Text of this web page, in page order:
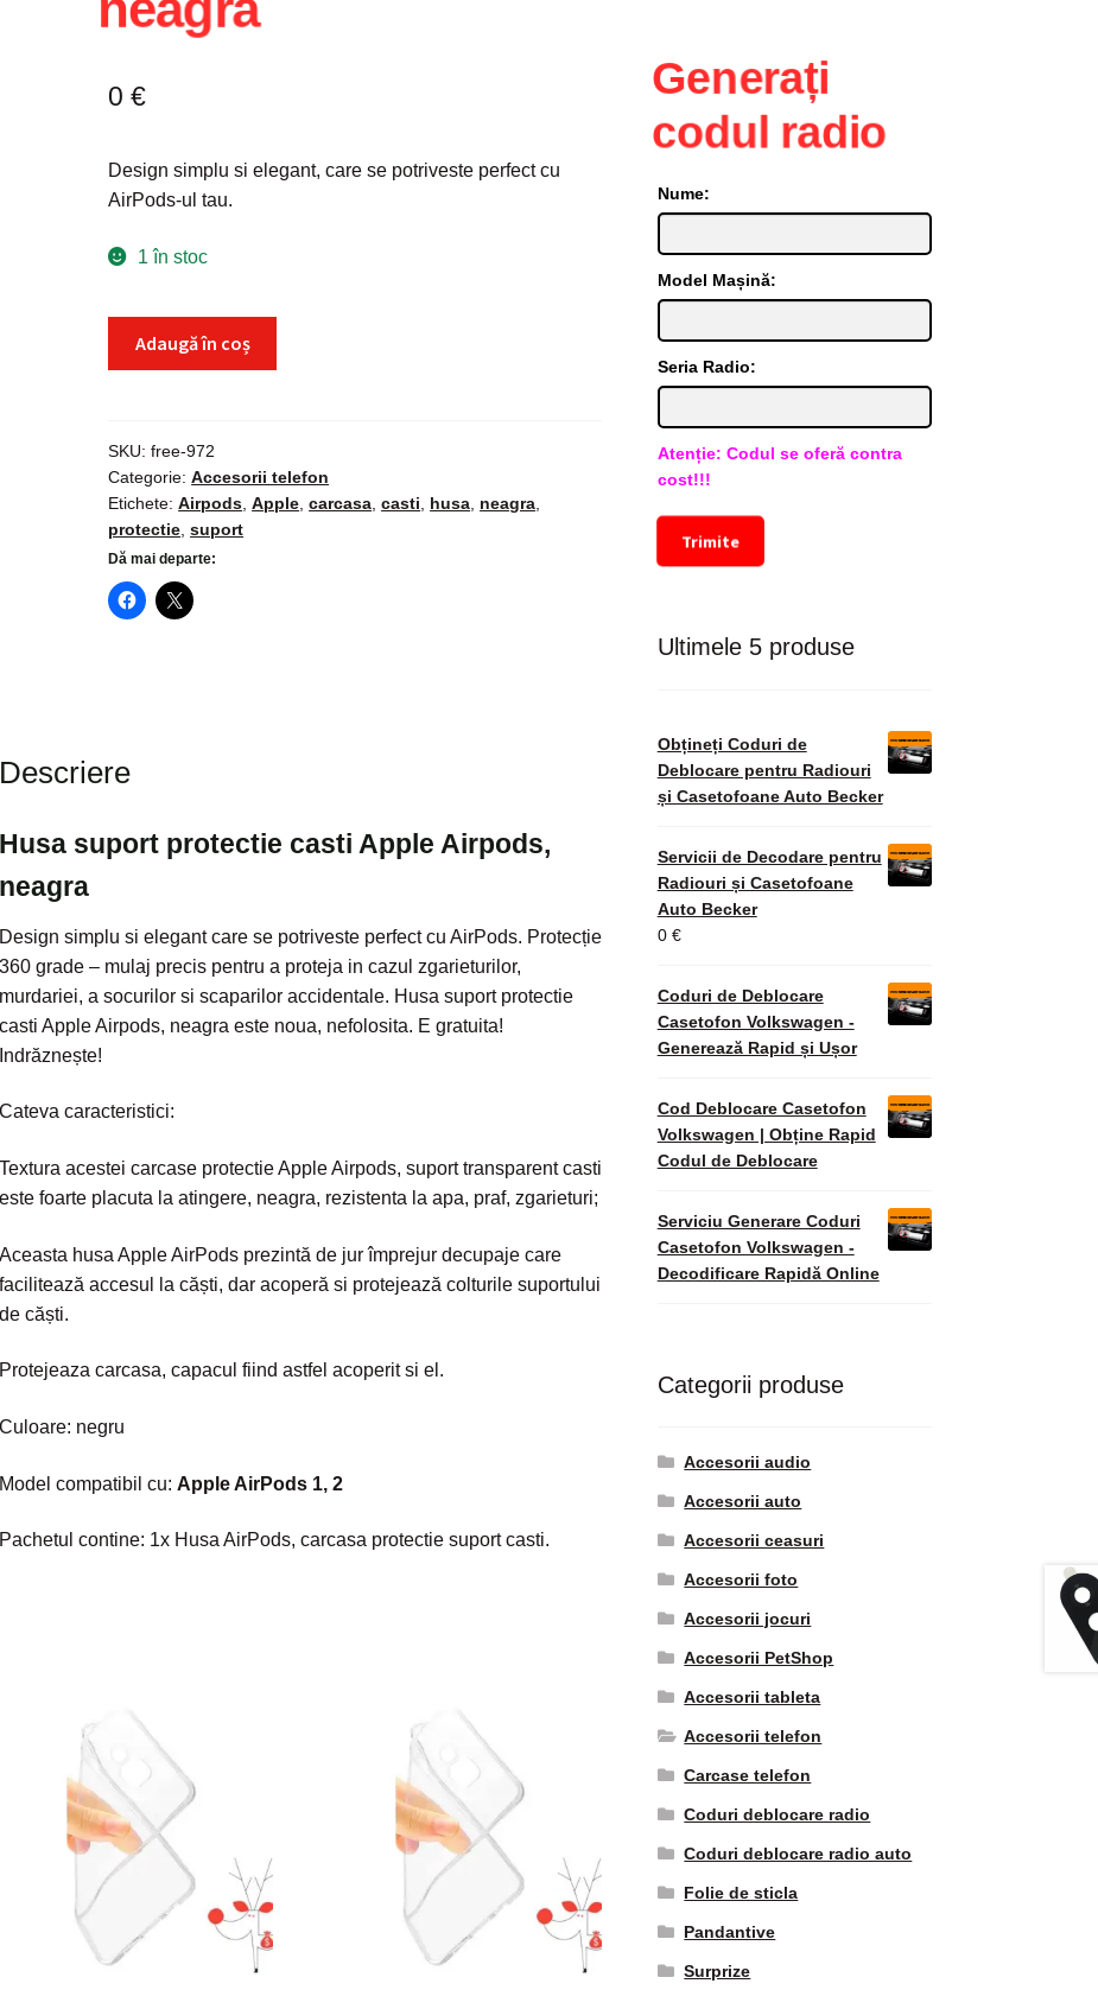
0€
Design simplu si elegant, care se potriveste perfect cu
AirPods-ul tau.
1 în stoc
casti
Apple
Airpods,
neagra
Adaugă în coș
SKU:free-972
Categorie:Accesorii telefon
Etichete:Airpods ,Apple ,carcasa ,casti husa neagra
protectie ,suport
Dă mai departe:
Descriere
Husa suport protectie casti Apple Airpods,
neagra
Design simplu si elegant care se potriveste perfect cu AirPods. Protecție
360 grade – mulaj precis pentru a proteja in cazul zgarieturilor,
murdariei, a socurilor si scaparilor accidentale. Husa suport protectie
casti Apple Airpods, neagra este noua, nefolosita. E gratuita!
Indrăznește!
Cateva caracteristici:
Textura acestei carcase protectie Apple Airpods, suport transparent casti
este foarte placuta la atingere, neagra, rezistenta la apa, praf, zgarieturi;
Aceasta husa Apple AirPods prezintă de jur împrejur decupaje care
facilitează accesul la căști, dar acoperă si protejează colturile suportului
de căști.
Protejeaza carcasa, capacul fiind astfel acoperit si el.
Culoare: negru
Model compatibil cu: Apple AirPods 1, 2
Pachetul contine: 1x Husa AirPods, carcasa protectie suport casti.
Generați
codul radio
Nume:
Model Mașină:
Seria Radio:
Atenție: Codul se oferă contra
cost!!!
Trimite
Ultimele 5 produse
Obțineți Coduri de
Deblocare pentru Radiouri
și Casetofoane Auto Becker
Servicii de Decodare pentru
Radiouri și Casetofoane
Auto Becker
0 €
Coduri de Deblocare
Casetofon Volkswagen -
Generează Rapid și Ușor
Cod Deblocare Casetofon
Volkswagen | Obține Rapid
Codul de Deblocare
Serviciu Generare Coduri
Casetofon Volkswagen -
Decodificare Rapidă Online
Categorii produse
Accesorii audio
Accesorii auto
Accesorii ceasuri
Accesorii foto
Accesorii jocuri
Accesorii PetShop
Accesorii tableta
Accesorii telefon
Carcase telefon
Coduri deblocare radio
Coduri deblocare radio auto
Folie de sticla
Pandantive
Surprize